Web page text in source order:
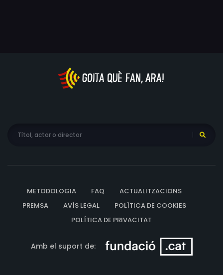
METODOLOGIA FAQ
ACTUALITZACIONS
PREMSA
AVÍS LEGAL
POLÍTICA DE COOKIES
POLÍTICA DE PRIVACITAT
Amb el suport de: